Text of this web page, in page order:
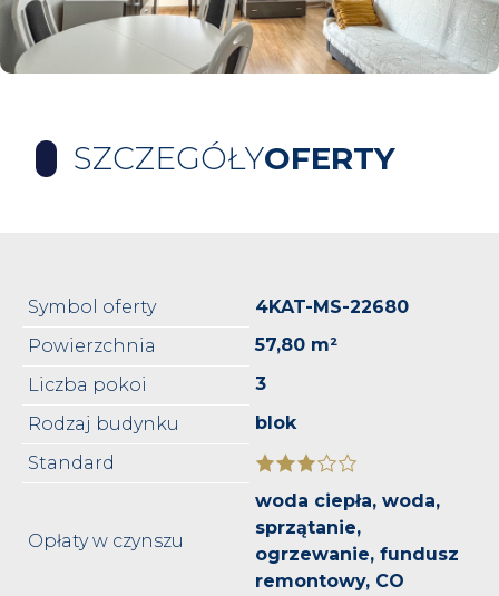
SZCZEGÓŁYOFERTY
Symbol oferty
4KAT-MS-22680
Powierzchnia
57,80 m²
Liczba pokoi
3
Rodzaj budynku
blok
Standard
Opłaty w czynszu
woda ciepła, woda,
sprzątanie,
ogrzewanie, fundusz
remontowy, CO